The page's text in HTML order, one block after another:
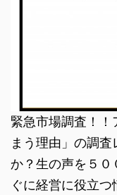
緊急市場調査！！
まう理由」の調
か？生の声を５０
ぐに経営に役立つ